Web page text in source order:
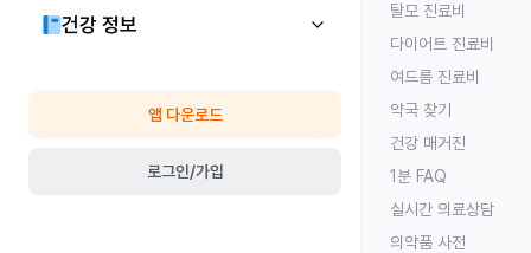
건강 정보
앱 다운로드
로그인/가입
탈모 진료비
다이어트 진료비
여드름 진료비
약국 찾기
건강 매거진
1분 FAQ
실시간 의료상담
의약품 사전